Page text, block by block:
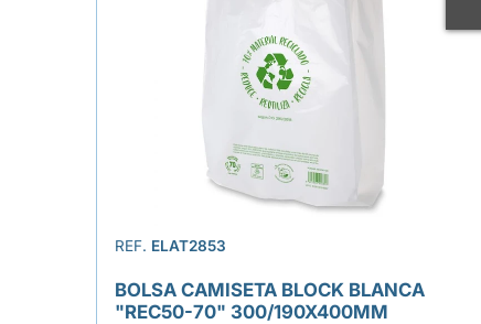
REF. ELAT2853
BOLSA CAMISETA BLOCK BLANCA
"REC50-70" 300/190X400MM